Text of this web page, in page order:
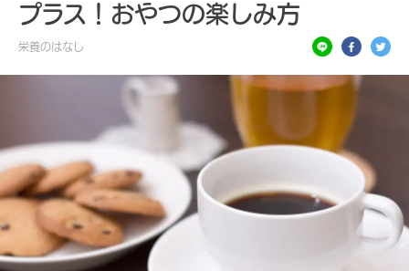
プラス！おやつの楽しみ方
栄養のはなし